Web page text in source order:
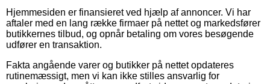
Hjemmesiden er finansieret ved hjælp af annoncer. Vi har
aftaler med en lang række firmaer på nettet og markedsfører
butikkernes tilbud, og opnår betaling om vores besøgende
udfører en transaktion.
Fakta angående varer og butikker på nettet opdateres
rutinemæssigt, men vi kan ikke stilles ansvarlig for